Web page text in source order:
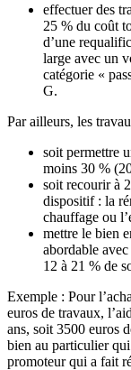
effectuer des
25 % du coût
d’une
large avec un
catégorie «
G.
Par ailleurs, les
soit permettre
moins 30 %
soit recourir à
dispositif : la
chauffage ou
mettre le bien
abordable
12 à 21 % de
Exemple : Pour
euros de travaux,
ans, soit 3500 euros
bien au particulier
promoteur qui a fait